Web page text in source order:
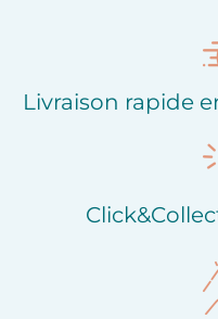
Livraison rapide